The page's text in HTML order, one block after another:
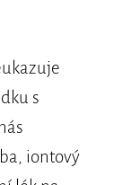
s
iontový